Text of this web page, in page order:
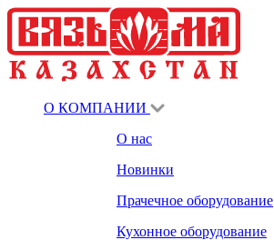
О КОМПАНИИ
О нас
Новинки
Прачечное оборудование
Кухонное оборудование